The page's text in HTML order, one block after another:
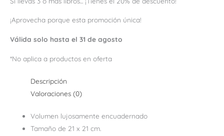
¡Aprovecha porque esta promoción única!
Válida solo hasta el 31 de agosto
*No aplica a productos en oferta
Descripción
Valoraciones (0)
Volumen lujosamente encuadernado
Tamaño de 21 x 21 cm.